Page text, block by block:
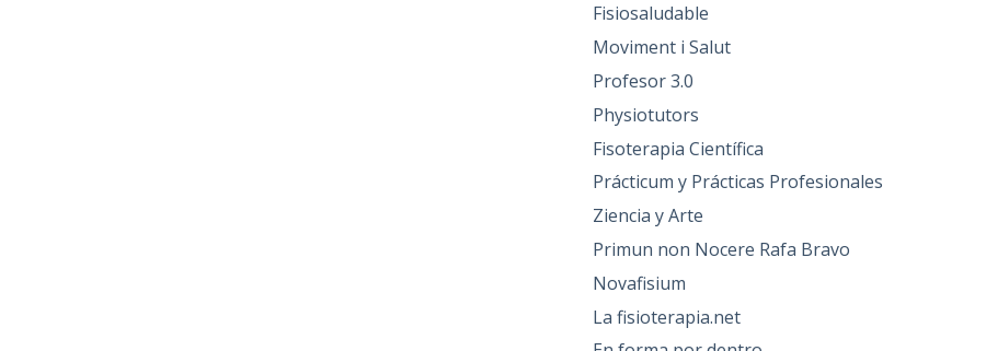
Fisiosaludable
Moviment i Salut
Profesor 3.0
Physiotutors
Fisoterapia Científica
Prácticum y Prácticas Profesionales
Ziencia y Arte
Primun non Nocere Rafa Bravo
Novafisium
La fisioterapia.net